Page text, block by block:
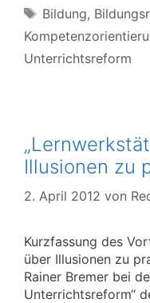
Schlagwörter
Bildung,
Unterrichtsreform
Illusionen zu
2. April 2012 von
Kurzfassung des
über Illusionen zu
Rainer Bremer bei
Unterrichtsreform“